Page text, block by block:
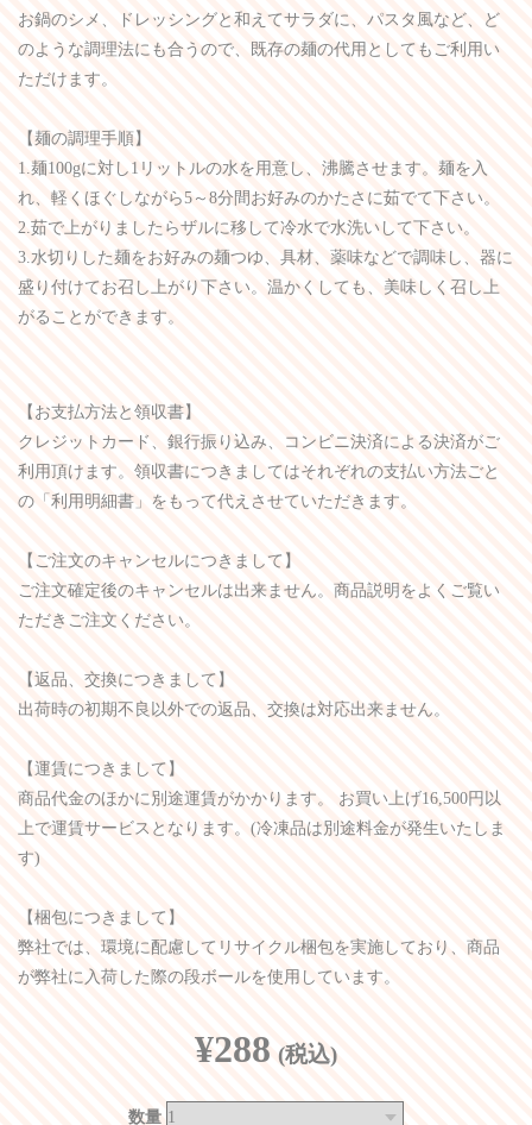
お鍋のシメ、ドレッシングと和えてサラダに、パスタ風など、ど
のような調理法にも合うので、既存の麺の代用としてもご利用い
ただけます。
【麺の調理手順】
1.麺100gに対し1リットルの水を用意し、沸騰させます。麺を入
れ、軽くほぐしながら5～8分間お好みのかたさに茹でて下さい。
2.茹で上がりましたらザルに移して冷水で水洗いして下さい。
3.水切りした麺をお好みの麺つゆ、具材、薬味などで調味し、器に
盛り付けてお召し上がり下さい。温かくしても、美味しく召し上
がることができます。
【お支払方法と領収書】
クレジットカード、銀行振り込み、コンビニ決済による決済がご
利用頂けます。領収書につきましてはそれぞれの支払い方法ごと
の「利用明細書」をもって代えさせていただきます。
【ご注文のキャンセルにつきまして】
ご注文確定後のキャンセルは出来ません。商品説明をよくご覧い
ただきご注文ください。
【返品、交換につきまして】
出荷時の初期不良以外での返品、交換は対応出来ません。
【運賃につきまして】
商品代金のほかに別途運賃がかかります。 お買い上げ16,500円以
上で運賃サービスとなります。(冷凍品は別途料金が発生いたしま
す)
【梱包につきまして】
弊社では、環境に配慮してリサイクル梱包を実施しており、商品
が弊社に入荷した際の段ボールを使用しています。
¥288 (税込)
数量